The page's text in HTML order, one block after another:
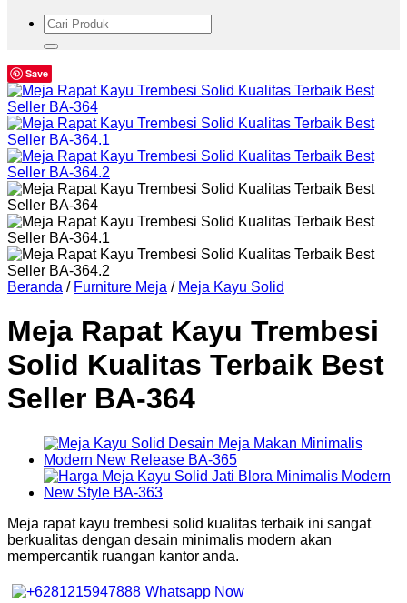
Pencarian
untuk:
Save
Beranda / Furniture Meja / Meja Kayu Solid
Meja Rapat Kayu Trembesi
Solid Kualitas Terbaik Best
Seller BA-364
Meja rapat kayu trembesi solid kualitas terbaik ini sangat
berkualitas dengan desain minimalis modern akan
mempercantik ruangan kantor anda.
Whatsapp Now